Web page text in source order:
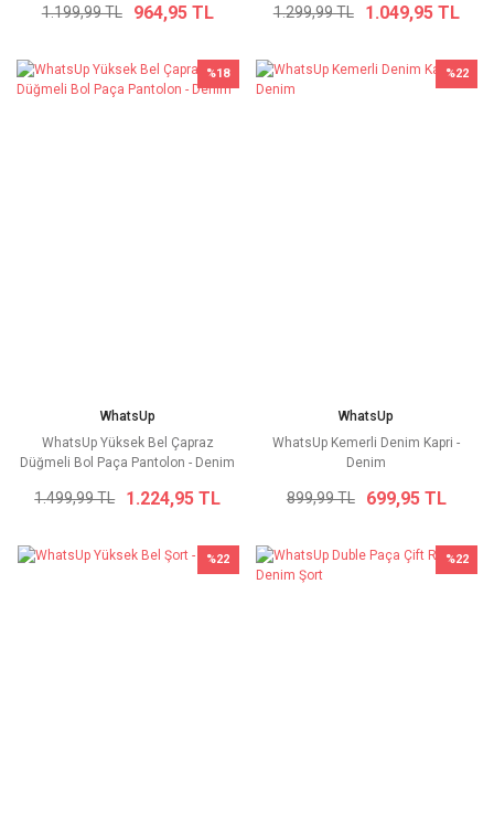
1.199,99 TL 964,95 TL 1.299,99 TL 1.049,95 TL
%18
WhatsUp
WhatsUp Yüksek Bel Çapraz
Düğmeli Bol Paça Pantolon - Denim
1.499,99 TL 1.224,95 TL
%22
WhatsUp
WhatsUp Kemerli Denim Kapri -
Denim
899,99 TL 699,95 TL
%22 %22